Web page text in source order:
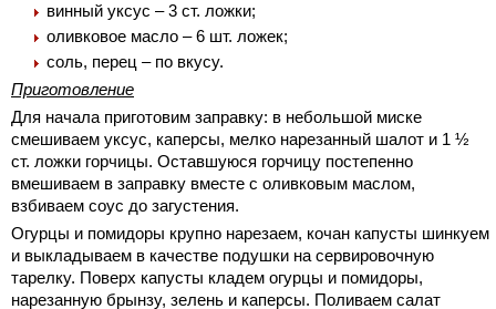
винный уксус – 3 ст. ложки;
оливковое масло – 6 шт. ложек;
соль, перец – по вкусу.
Приготовление
Для начала приготовим заправку: в небольшой миске
смешиваем уксус, каперсы, мелко нарезанный шалот и 1 ½
ст. ложки горчицы. Оставшуюся горчицу постепенно
вмешиваем в заправку вместе с оливковым маслом,
взбиваем соус до загустения.
Огурцы и помидоры крупно нарезаем, кочан капусты шинкуем
и выкладываем в качестве подушки на сервировочную
тарелку. Поверх капусты кладем огурцы и помидоры,
нарезанную брынзу, зелень и каперсы. Поливаем салат